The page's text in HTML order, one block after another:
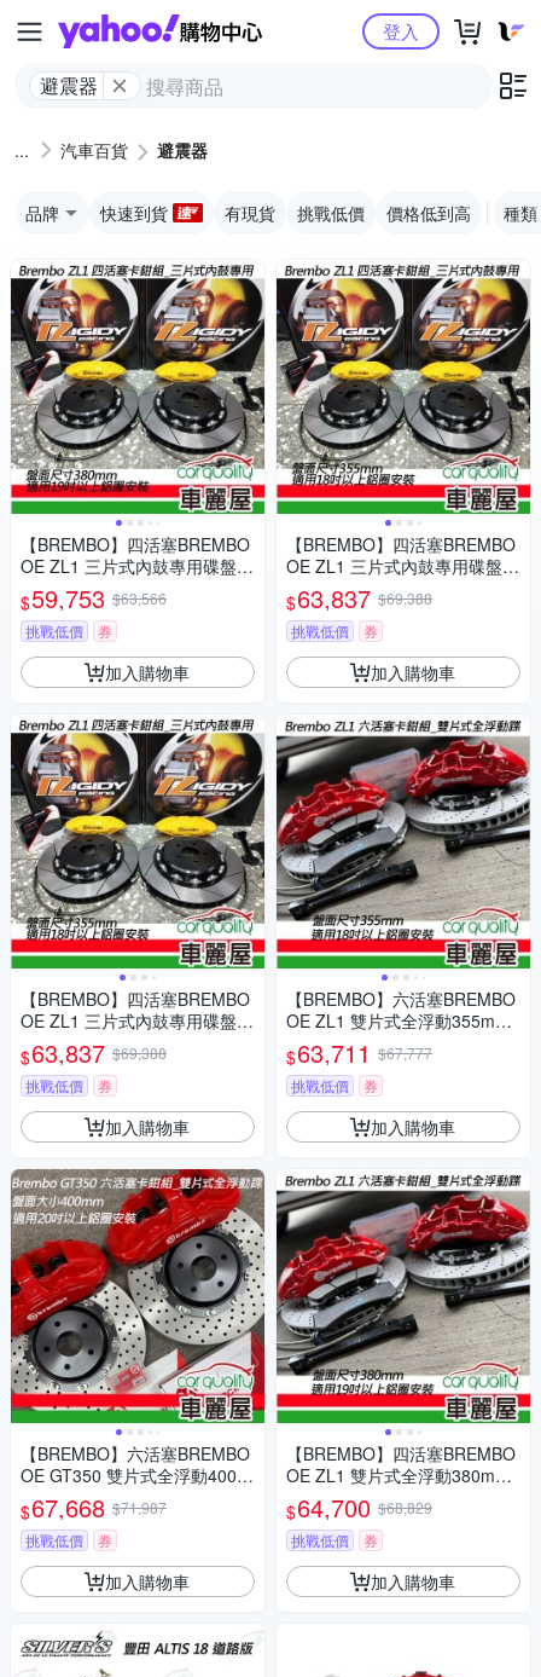
Yahoo購物中心
避震器
登入
汽車百貨 避震器
品牌 快速到貨 有現貨 挑戰低價 價格低到高 種類
【BREMBO】四活塞BREMBO
OE ZL1 三片式內鼓專用碟盤3
80mm送安裝(車麗屋)
$59,753 $63,566
挑戰低價
券
加入購物車
【BREMBO】四活塞BREMBO
OE ZL1 三片式內鼓專用碟盤3
55mm送安裝(車麗屋)
$63,837 $69,388
挑戰低價
券
加入購物車
【BREMBO】六活塞BREMBO
OE GT350 雙片式全浮動400m
m送安裝(車麗屋)
$67,668 $71,987
挑戰低價
券
加入購物車
【BREMBO】四活塞BREMBO
OE ZL1 三片式內鼓專用碟盤3
55mm送安裝(車麗屋)
$63,837 $69,388
挑戰低價
券
加入購物車
【BREMBO】六活塞BREMBO
OE ZL1 雙片式全浮動355mm
送安裝(車麗屋)
$63,711 $67,777
挑戰低價
券
加入購物車
【BREMBO】四活塞BREMBO
OE ZL1 雙片式全浮動380mm
送安裝(車麗屋)
$64,700 $68,829
挑戰低價
券
加入購物車